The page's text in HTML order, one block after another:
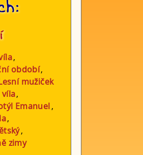
,
období,
mužiček
víla,
Emanuel,
,
,
zimy